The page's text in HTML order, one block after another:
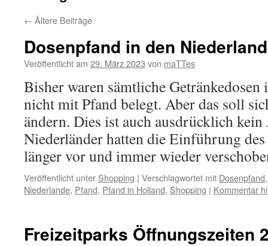
← Ältere Beiträge
Dosenpfand in den
Veröffentlicht am 29. März 2023 von maTTes
Bisher waren sämtliche Getränkedosen
nicht mit Pfand belegt. Aber das soll
ändern. Dies ist auch ausdrücklich
Niederländer hatten die Einführung
länger vor und immer wieder
Veröffentlicht unter Shopping | Verschlagwortet mit Dosenpfand
Niederlande, Pfand, Pfand in Holland, Shopping | Kommentar
Freizeitparks Öffnungszeiten